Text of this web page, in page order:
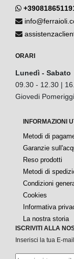
ORARI
Lunedì - Sabato
09.30 - 12.30 |
Giovedi
INFORMAZIONI
Metodi di
Garanzie
Reso prodotti
Metodi di
Condizioni
Cookies
Informativa
La nostra storia
ISCRIVITI ALLA
Inserisci la tua E-